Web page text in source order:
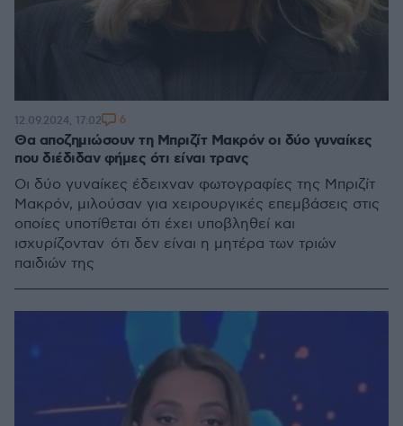
Θα αποζημιώσουν τη Μπριζίτ Μακρόν οι δύο γυναίκες
που διέδιδαν φήμες ότι είναι τρανς
Οι δύο γυναίκες έδειχναν φωτογραφίες της Μπριζίτ
Μακρόν, μιλούσαν για χειρουργικές επεμβάσεις στις
οποίες υποτίθεται ότι έχει υποβληθεί και
ισχυρίζονταν ότι δεν είναι η μητέρα των τριών
παιδιών της
12.09.2024, 17:02 6